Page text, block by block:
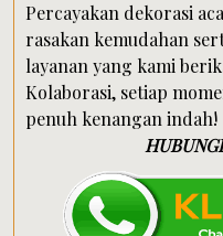
Percayakan dekorasi
rasakan kemudahan
layanan yang kami
Kolaborasi, setiap
penuh kenangan indah!